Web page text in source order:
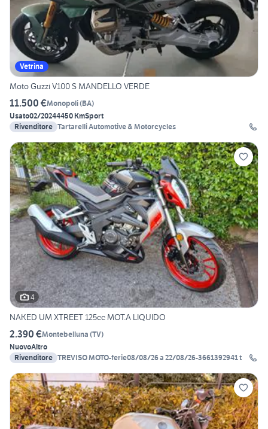
Vetrina
Moto Guzzi V100 S MANDELLO VERDE
11.500 €Monopoli(BA)
Usato02/20244450 KmSport
Rivenditore Tartarelli Automotive & Motorcycles
4
NAKED UM XTREET 125cc MOT.A LIQUIDO
2.390 €Montebelluna (TV)
NuovoAltro
Rivenditore TREVISO MOTO-ferie08/08/26 a 22/08/26-3661392941 t